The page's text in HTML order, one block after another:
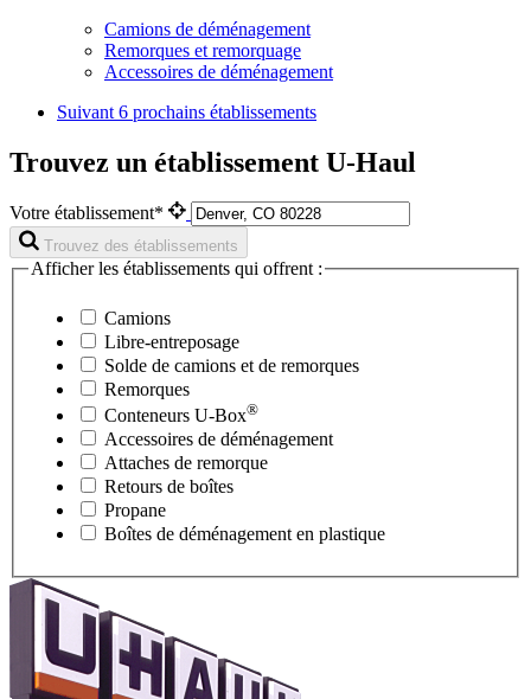
Camions de déménagement
Remorques et remorquage
Accessoires de déménagement
Suivant 6 prochains établissements
Trouvez un établissement U-Haul
Votre établissement*
Trouvez des établissements
Afficher les établissements qui offrent :
Camions
Libre-entreposage
Solde de camions et de remorques
Remorques
Conteneurs U-Box®
Accessoires de déménagement
Attaches de remorque
Retours de boîtes
Propane
Boîtes de déménagement en plastique